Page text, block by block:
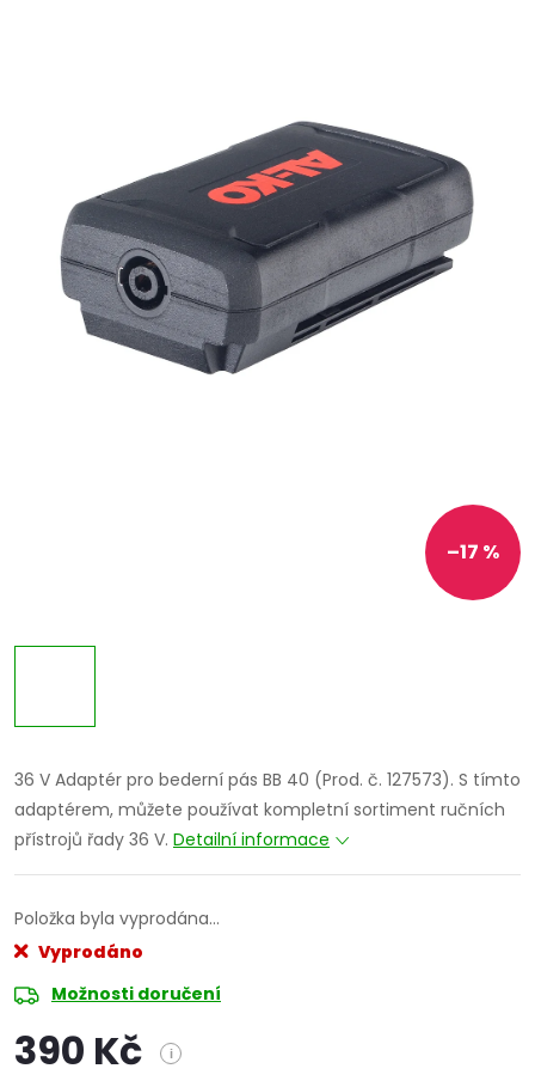
–17 %
36 V Adaptér pro bederní pás BB 40 (Prod. č. 127573). S tímto
adaptérem, můžete používat kompletní sortiment ručních
přístrojů řady 36 V. Detailní informace
Položka byla vyprodána…
Vyprodáno
Možnosti doručení
390 Kč i